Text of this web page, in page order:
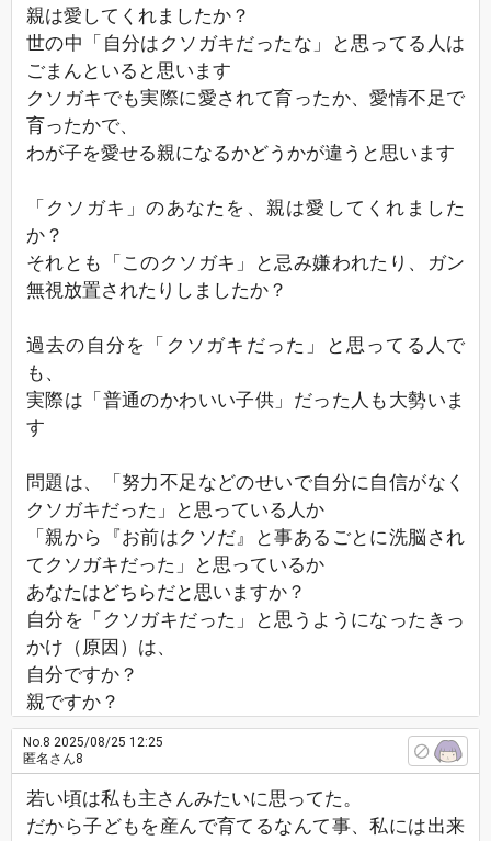
親は愛してくれましたか？
世の中「自分はクソガキだったな」と思ってる人は
ごまんといると思います
クソガキでも実際に愛されて育ったか、愛情不足で
育ったかで、
わが子を愛せる親になるかどうかが違うと思います
「クソガキ」のあなたを、親は愛してくれました
か？
それとも「このクソガキ」と忌み嫌われたり、ガン
無視放置されたりしましたか？
過去の自分を「クソガキだった」と思ってる人で
も、
実際は「普通のかわいい子供」だった人も大勢いま
す
問題は、「努力不足などのせいで自分に自信がなく
クソガキだった」と思っている人か
「親から『お前はクソだ』と事あるごとに洗脳され
てクソガキだった」と思っているか
あなたはどちらだと思いますか？
自分を「クソガキだった」と思うようになったきっ
かけ（原因）は、
自分ですか？
親ですか？
No.8 2025/08/25 12:25
匿名さん8
若い頃は私も主さんみたいに思ってた。
だから子どもを産んで育てるなんて事、私には出来